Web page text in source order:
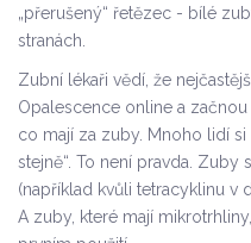
„přerušený“ řetězec - bílé
stranách.
Zubní lékaři vědí, že
Opalescence online a
co mají za zuby. Mnoho lidí
stejně“. To není pravda.
(například kvůli tetracyklinu v
A zuby, které mají